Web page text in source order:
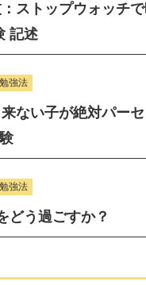
ストップウォッチ
記述
勉強法
ない子が絶対パーセ
勉強法
どう過ごすか？